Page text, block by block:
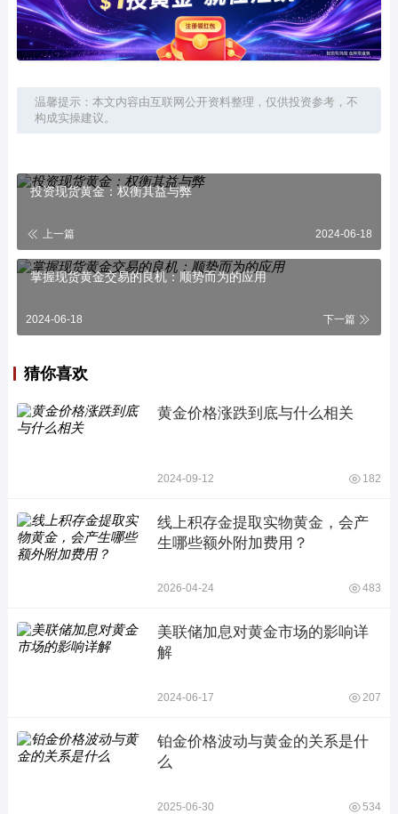
温馨提示：本文内容由互联网公开资料整理，仅供投资参考，不
构成实操建议。
投资现货黄金：权衡其益与弊
上一篇 2024-06-18
掌握现货黄金交易的良机：顺势而为的应用
2024-06-18 下一篇
猜你喜欢
黄金价格涨跌到底与什么相关
2024-09-12 182
线上积存金提取实物黄金，会产
生哪些额外附加费用？
2026-04-24 483
美联储加息对黄金市场的影响详
解
2024-06-17 207
铂金价格波动与黄金的关系是什
么
2025-06-30 534